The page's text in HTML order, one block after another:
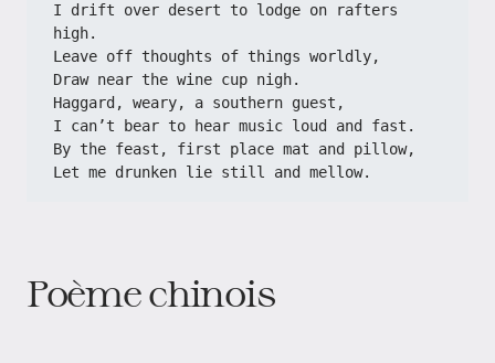
I drift over desert to lodge on rafters
high.
Leave off thoughts of things worldly,
Draw near the wine cup nigh.
Haggard, weary, a southern guest,
I can’t bear to hear music loud and fast.
By the feast, first place mat and pillow,
Let me drunken lie still and mellow.
Poème chinois